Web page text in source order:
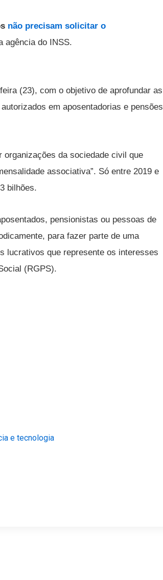
não precisam solicitar o
agência do INSS.
(23), com o objetivo de aprofundar as
em aposentadorias e pensões
organizações da sociedade civil que
associativa”. Só entre 2019 e
bilhões.
pensionistas ou pessoas de
para fazer parte de uma
lucrativos que represente os interesses
(RGPS).
e tecnologia